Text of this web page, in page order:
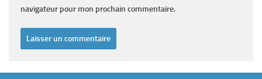
navigateur pour mon prochain commentaire.